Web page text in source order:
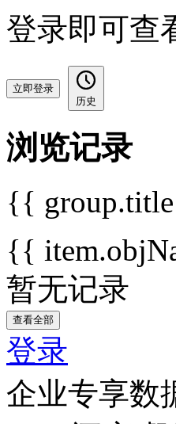
登录即可查
立即登录
历史
浏览记录
{{
{{
暂无记录
查看全部
登录
企业专享数